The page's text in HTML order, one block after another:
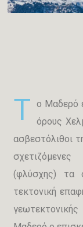
Τ
ο Μαδερό
όρους
ασβεστόλιθοι
σχετιζόμενες
(φλύσχης) τα
τεκτονική